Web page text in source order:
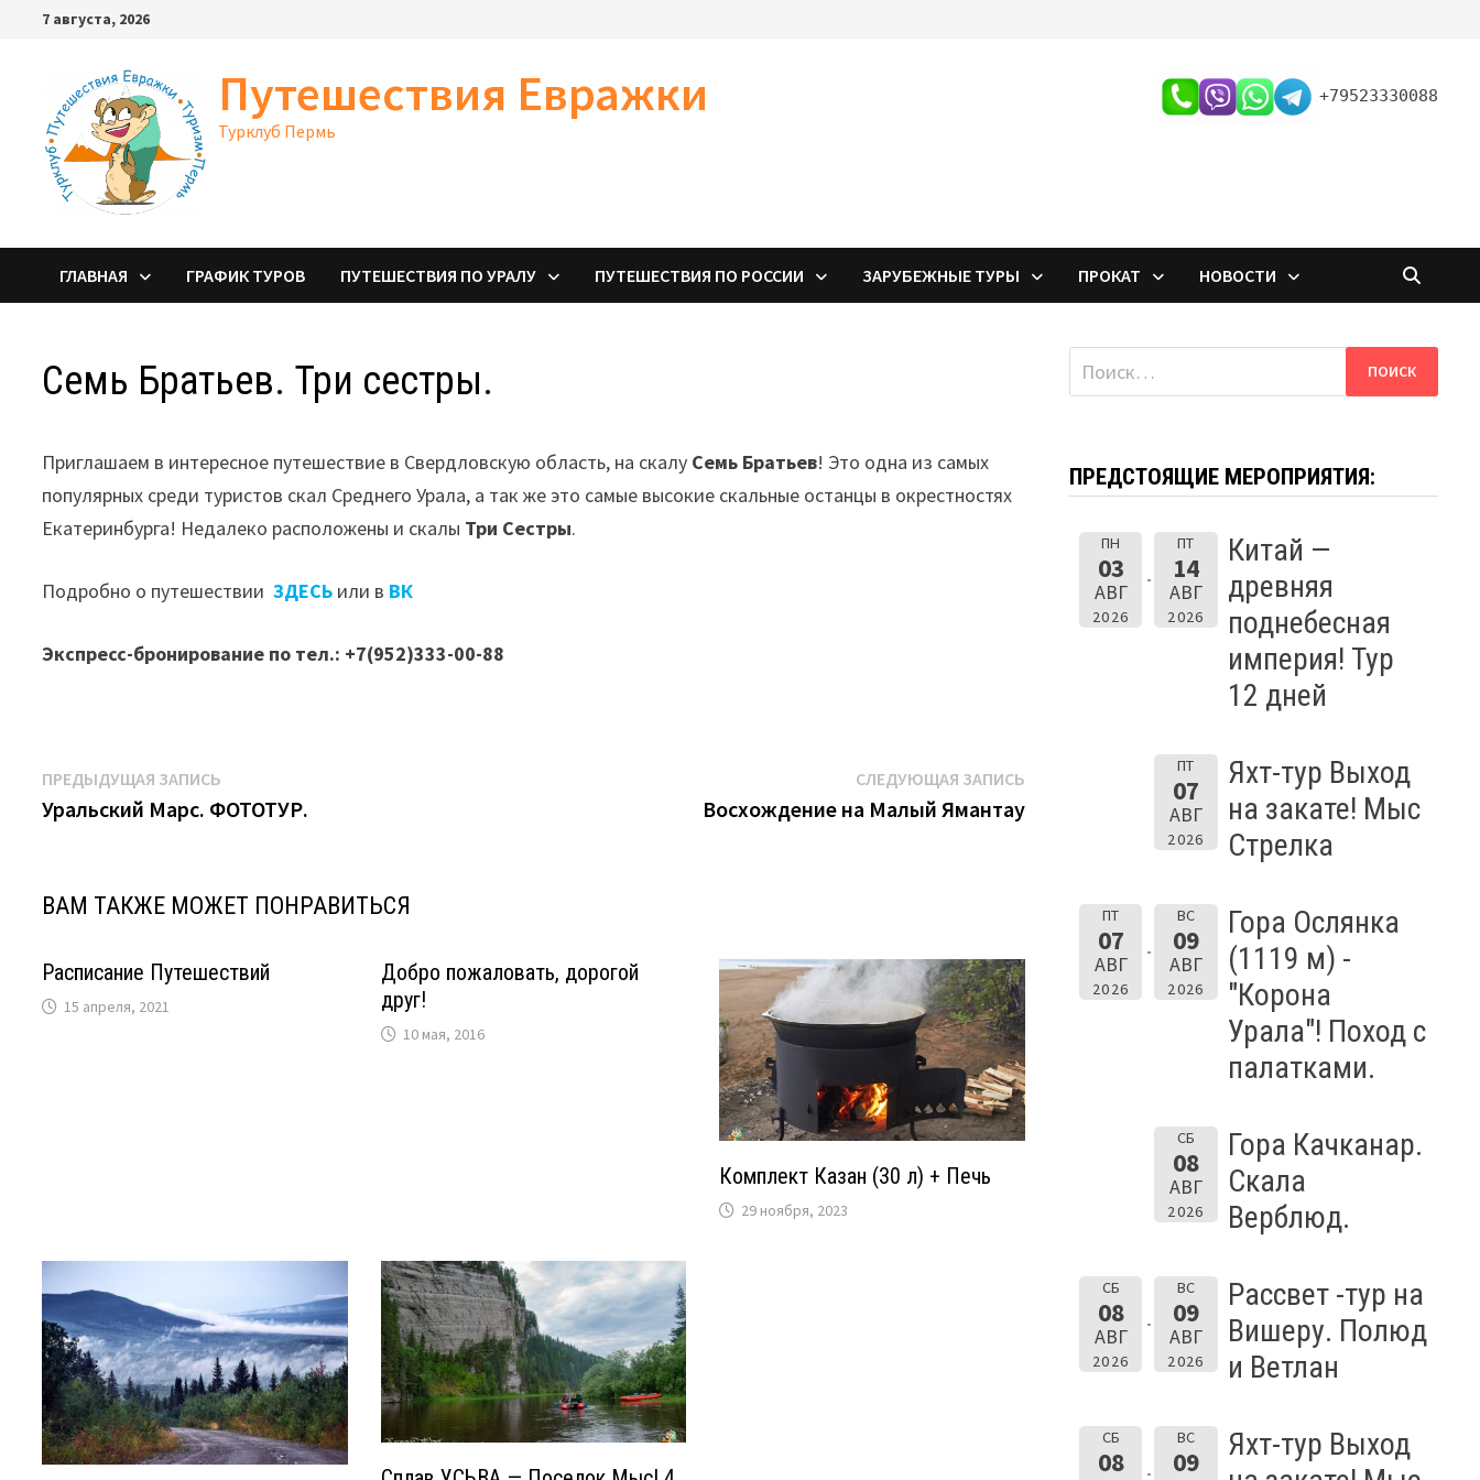
Перейти
содержимому
7 августа, 2026
Путешествия Евражки
Турклуб Пермь
+79523330088
ГЛАВНАЯ ГРАФИК ТУРОВ ПУТЕШЕСТВИЯ ПО УРАЛУ ПУТЕШЕСТВИЯ ПО РОССИИ ЗАРУБЕЖНЫЕ ТУРЫ ПРОКАТ НОВОСТИ
Семь Братьев. Три сестры.
Приглашаем в интересное путешествие в Свердловскую область, на скалу Семь Братьев! Это одна из самых
популярных среди туристов скал Среднего Урала, а так же это самые высокие скальные останцы в окрестностях
Екатеринбурга! Недалеко расположены и скалы Три Сестры.
Подробно о путешествииЗДЕСЬ или в ВК
Экспресс-бронирование по тел.: +7(952)333-00-88
Навигация
по
ПРЕДЫДУЩАЯ ЗАПИСЬ
запись:
Уральский Марс. ФОТОТУР.
СЛЕДУЮЩАЯ ЗАПИСЬСледующая
запись:
Восхождение на Малый Ямантау
ВАМ ТАКЖЕ МОЖЕТ ПОНРАВИТЬСЯ
Расписание Путешествий
15 апреля, 2021
Добро пожаловать, дорогой
друг!
10 мая, 2016
Комплект Казан (30 л) + Печь
29 ноября, 2023
Найти:
ПРЕДСТОЯЩИЕ МЕРОПРИЯТИЯ:
ПН
03
АВГ
2026
ПТ
14
АВГ
2026
Китай —
древняя
поднебесная
империя! Тур
12 дней
ПТ
07
АВГ
2026
Яхт-тур Выход
на закате! Мыс
Стрелка
ПТ
07
АВГ
2026
ВС
09
АВГ
2026
Гора Ослянка
(1119 м) -
"Корона
Урала"! Поход с
палатками.
СБ
08
АВГ
2026
Гора Качканар.
Скала
Верблюд.
СБ
08
АВГ
2026
ВС
09
АВГ
2026
Рассвет -тур на
Вишеру. Полюд
и Ветлан
СБ
08
ВС
09
Яхт-тур Выход